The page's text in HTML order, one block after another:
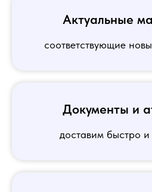
Актуальные
соответствующие
Документы и
доставим быстро